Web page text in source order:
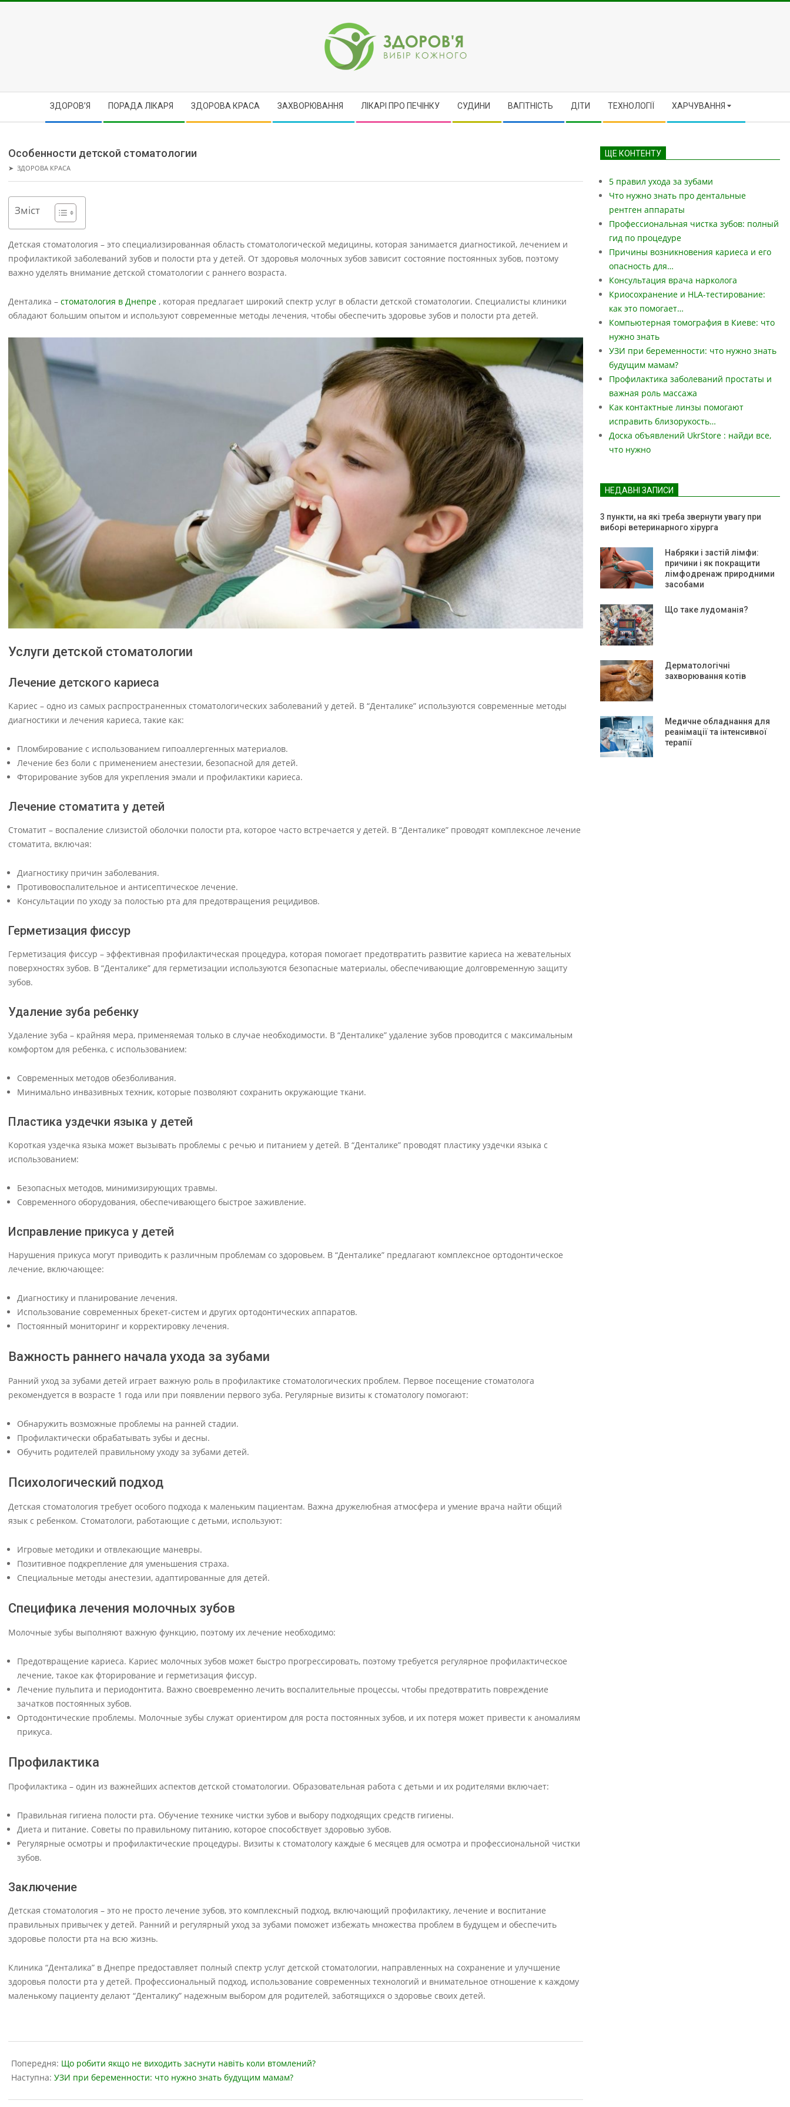
ЗДОРОВ'Я
ЗДОРОВ’Я ПОРАДА ЛІКАРЯ ЗДОРОВА КРАСА ЗАХВОРЮВАННЯ ЛІКАРІ ПРО ПЕЧІНКУ CУДИНИ ВАГІТНІСТЬ ДІТИ ТЕХНОЛОГІЇ ХАРЧУВАННЯ
Особенности детской стоматологии
➤ ЗДОРОВА КРАСА
Зміст
Детская стоматология – это специализированная область стоматологической медицины, которая занимается диагностикой, лечением и
профилактикой заболеваний зубов и полости рта у детей. От здоровья молочных зубов зависит состояние постоянных зубов, поэтому
важно уделять внимание детской стоматологии с раннего возраста.
Денталика – стоматология в Днепре , которая предлагает широкий спектр услуг в области детской стоматологии. Специалисты клиники
обладают большим опытом и используют современные методы лечения, чтобы обеспечить здоровье зубов и полости рта детей.
Услуги детской стоматологии
Лечение детского кариеса
Кариес – одно из самых распространенных стоматологических заболеваний у детей. В “Денталике” используются современные методы
диагностики и лечения кариеса, такие как:
Пломбирование с использованием гипоаллергенных материалов.
Лечение без боли с применением анестезии, безопасной для детей.
Фторирование зубов для укрепления эмали и профилактики кариеса.
Лечение стоматита у детей
Стоматит – воспаление слизистой оболочки полости рта, которое часто встречается у детей. В “Денталике” проводят комплексное лечение
стоматита, включая:
Диагностику причин заболевания.
Противовоспалительное и антисептическое лечение.
Консультации по уходу за полостью рта для предотвращения рецидивов.
Герметизация фиссур
Герметизация фиссур – эффективная профилактическая процедура, которая помогает предотвратить развитие кариеса на жевательных
поверхностях зубов. В “Денталике” для герметизации используются безопасные материалы, обеспечивающие долговременную защиту
зубов.
Удаление зуба ребенку
Удаление зуба – крайняя мера, применяемая только в случае необходимости. В “Денталике” удаление зубов проводится с максимальным
комфортом для ребенка, с использованием:
Современных методов обезболивания.
Минимально инвазивных техник, которые позволяют сохранить окружающие ткани.
Пластика уздечки языка у детей
Короткая уздечка языка может вызывать проблемы с речью и питанием у детей. В “Денталике” проводят пластику уздечки языка с
использованием:
Безопасных методов, минимизирующих травмы.
Современного оборудования, обеспечивающего быстрое заживление.
Исправление прикуса у детей
Нарушения прикуса могут приводить к различным проблемам со здоровьем. В “Денталике” предлагают комплексное ортодонтическое
лечение, включающее:
Диагностику и планирование лечения.
Использование современных брекет-систем и других ортодонтических аппаратов.
Постоянный мониторинг и корректировку лечения.
Важность раннего начала ухода за зубами
Ранний уход за зубами детей играет важную роль в профилактике стоматологических проблем. Первое посещение стоматолога
рекомендуется в возрасте 1 года или при появлении первого зуба. Регулярные визиты к стоматологу помогают:
Обнаружить возможные проблемы на ранней стадии.
Профилактически обрабатывать зубы и десны.
Обучить родителей правильному уходу за зубами детей.
Психологический подход
Детская стоматология требует особого подхода к маленьким пациентам. Важна дружелюбная атмосфера и умение врача найти общий
язык с ребенком. Стоматологи, работающие с детьми, используют:
Игровые методики и отвлекающие маневры.
Позитивное подкрепление для уменьшения страха.
Специальные методы анестезии, адаптированные для детей.
Специфика лечения молочных зубов
Молочные зубы выполняют важную функцию, поэтому их лечение необходимо:
Предотвращение кариеса. Кариес молочных зубов может быстро прогрессировать, поэтому требуется регулярное профилактическое
лечение, такое как фторирование и герметизация фиссур.
Лечение пульпита и периодонтита. Важно своевременно лечить воспалительные процессы, чтобы предотвратить повреждение
зачатков постоянных зубов.
Ортодонтические проблемы. Молочные зубы служат ориентиром для роста постоянных зубов, и их потеря может привести к аномалиям
прикуса.
Профилактика
Профилактика – один из важнейших аспектов детской стоматологии. Образовательная работа с детьми и их родителями включает:
Правильная гигиена полости рта. Обучение технике чистки зубов и выбору подходящих средств гигиены.
Диета и питание. Советы по правильному питанию, которое способствует здоровью зубов.
Регулярные осмотры и профилактические процедуры. Визиты к стоматологу каждые 6 месяцев для осмотра и профессиональной чистки
зубов.
Заключение
Детская стоматология – это не просто лечение зубов, это комплексный подход, включающий профилактику, лечение и воспитание
правильных привычек у детей. Ранний и регулярный уход за зубами поможет избежать множества проблем в будущем и обеспечить
здоровье полости рта на всю жизнь.
Клиника “Денталика” в Днепре предоставляет полный спектр услуг детской стоматологии, направленных на сохранение и улучшение
здоровья полости рта у детей. Профессиональный подход, использование современных технологий и внимательное отношение к каждому
маленькому пациенту делают “Денталику” надежным выбором для родителей, заботящихся о здоровье своих детей.
07-
18
Попередня: Що робити якщо не виходить заснути навіть коли втомлений?
Наступна: УЗИ при беременности: что нужно знать будущим мамам?
ЩЕ КОНТЕНТУ
5 правил ухода за зубами
Что нужно знать про дентальные
рентген аппараты
Профессиональная чистка зубов: полный
гид по процедуре
Причины возникновения кариеса и его
опасность для…
Консультация врача нарколога
Криосохранение и HLA-тестирование:
как это помогает…
Компьютерная томография в Киеве: что
нужно знать
УЗИ при беременности: что нужно знать
будущим мамам?
Профилактика заболеваний простаты и
важная роль массажа
Как контактные линзы помогают
исправить близорукость…
Доска объявлений UkrStore : найди все,
что нужно
НЕДАВНІ ЗАПИСИ
3 пункти, на які треба звернути увагу при
виборі ветеринарного хірурга
Набряки і застій лімфи:
причини і як покращити
лімфодренаж природними
засобами
Що таке лудоманія?
Дерматологічні
захворювання котів
Медичне обладнання для
реанімації та інтенсивної
терапії